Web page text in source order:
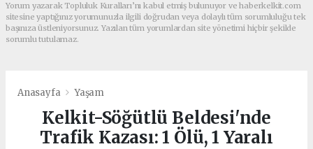
Yorum yazarak Topluluk Kuralları’nı kabul etmiş bulunuyor ve haberkelkit.com
sitesine yaptığınız yorumunuzla ilgili doğrudan veya dolaylı tüm sorumluluğu tek
başınıza üstleniyorsunuz. Yazılan tüm yorumlardan site yönetimi hiçbir şekilde
sorumlu tutulamaz.
Anasayfa Yaşam
Kelkit-Söğütlü Beldesi'nde
Trafik Kazası: 1 Ölü, 1 Yaralı